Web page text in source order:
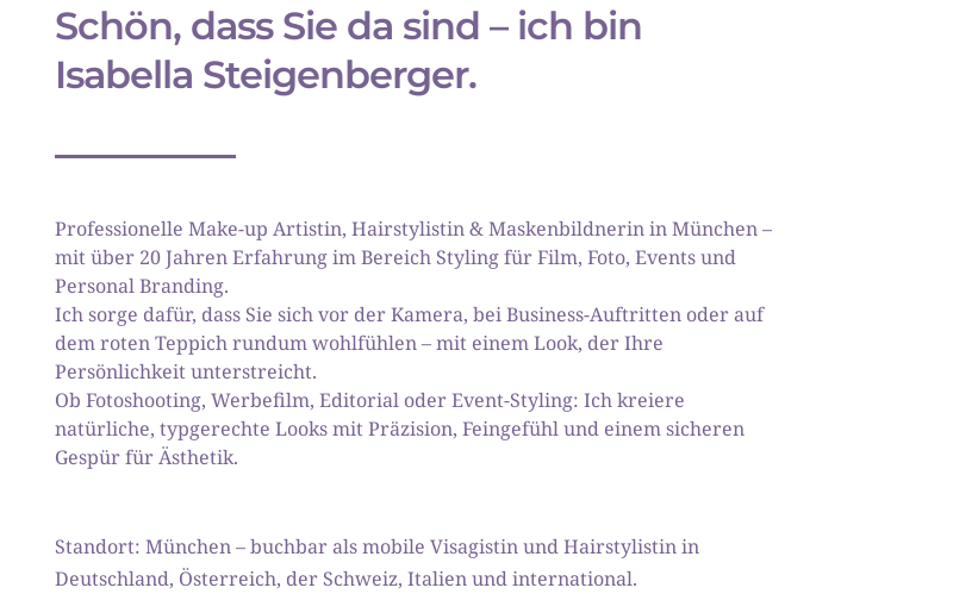
Schön, dass Sie da sind – ich bin
Isabella Steigenberger.
Professionelle Make-up Artistin, Hairstylistin & Maskenbildnerin in München –
mit über 20 Jahren Erfahrung im Bereich Styling für Film, Foto, Events und
Personal Branding.
Ich sorge dafür, dass Sie sich vor der Kamera, bei Business-Auftritten oder auf
dem roten Teppich rundum wohlfühlen – mit einem Look, der Ihre
Persönlichkeit unterstreicht.
Ob Fotoshooting, Werbefilm, Editorial oder Event-Styling: Ich kreiere
natürliche, typgerechte Looks mit Präzision, Feingefühl und einem sicheren
Gespür für Ästhetik.
Standort: München – buchbar als mobile Visagistin und Hairstylistin in
Deutschland, Österreich, der Schweiz, Italien und international.